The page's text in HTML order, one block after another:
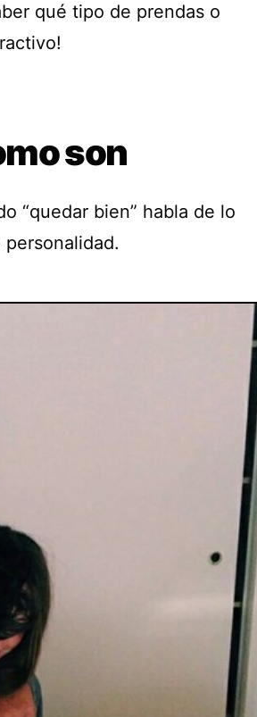
qué tipo de prendas o
son
“quedar bien” habla de lo